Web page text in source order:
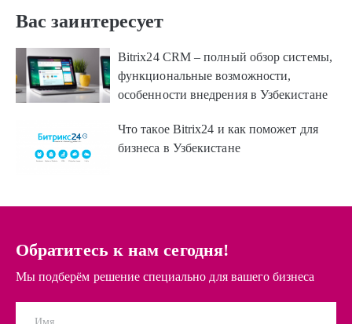
Вас заинтересует
Bitrix24 CRM – полный обзор системы,
функциональные возможности,
особенности внедрения в Узбекистане
Что такое Bitrix24 и как поможет для
бизнеса в Узбекистане
Обратитесь к нам сегодня!
Мы подберём решение специально для вашего бизнеса